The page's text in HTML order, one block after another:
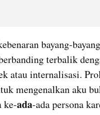
terbalik
atau internalisasi.
mengenalkan aku
ke-ada-ada persona